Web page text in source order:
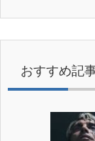
おすすめ記